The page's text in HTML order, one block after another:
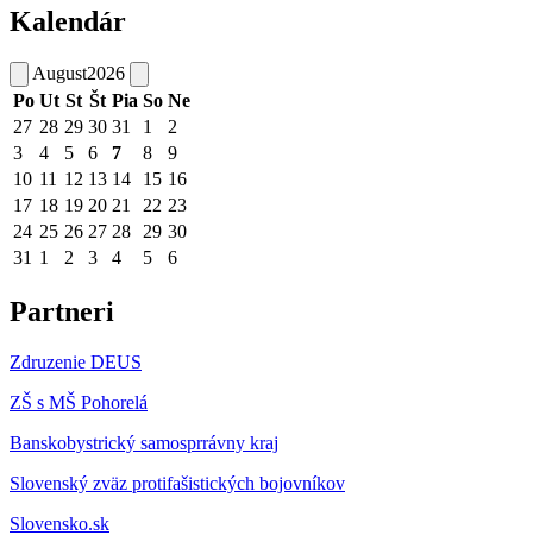
Kalendár
August2026
Po Ut St Št Pia So Ne
27 28 29 30 31 1
2
3
4 5 6 7 8
9
10 11 12 13 14 15 16
17 18 19 20 21 22 23
24 25 26 27 28 29 30
31 1 2 3 4 5 6
Partneri
Zdruzenie DEUS
ZŠ s MŠ Pohorelá
Banskobystrický samosprrávny kraj
Slovenský zväz protifašistických bojovníkov
Slovensko.sk